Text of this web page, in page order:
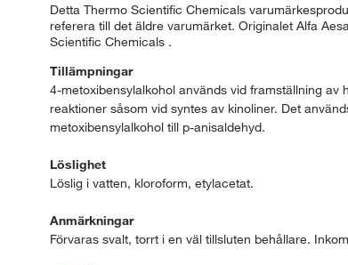
Detta Thermo Scientific Chemicals
referera till det äldre varumärket. Originalet Alfa
Scientific Chemicals .
Tillämpningar
4-metoxibensylalkohol används vid framställning
reaktioner såsom vid syntes av kinoliner. Det
metoxibensylalkohol till p-anisaldehyd.
Löslighet
Löslig i vatten, kloroform, etylacetat.
Anmärkningar
Förvaras svalt, torrt i en väl tillsluten behållare.